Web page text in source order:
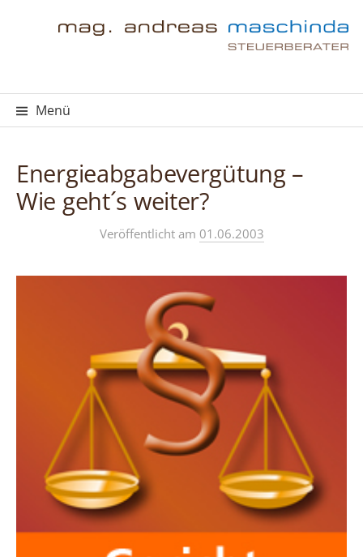
Menü
Energieabgabevergütung –
Wie geht´s weiter?
Veröffentlicht am 01.06.2003